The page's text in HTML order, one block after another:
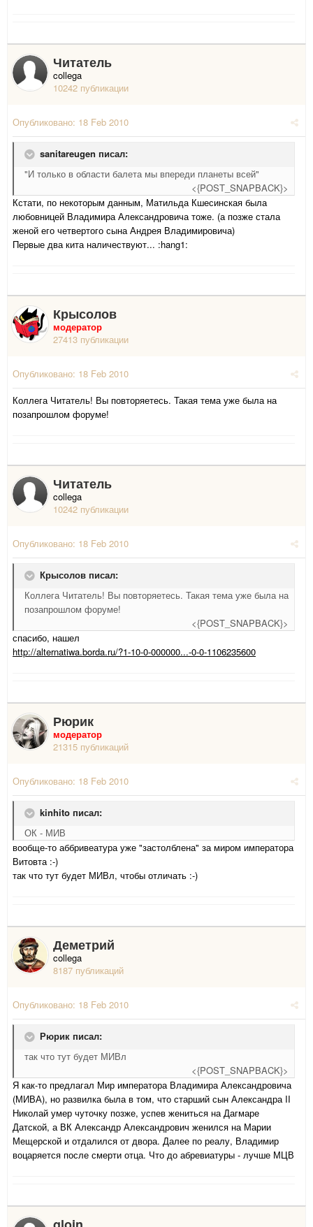
Читатель
collega
10242 публикации
Опубликовано: 18 Feb 2010
sanitareugen писал:
"И только в области балета мы впереди планеты всей"
<{POST_SNAPBACK}>
Кстати, по некоторым данным, Матильда Кшесинская была
любовницей Владимира Александровича тоже. (а позже стала
женой его четвертого сына Андрея Владимировича)
Первые два кита наличествуют... :hang1:
Крысолов
модератор
27413 публикации
Опубликовано: 18 Feb 2010
Коллега Читатель! Вы повторяетесь. Такая тема уже была на
позапрошлом форуме!
Читатель
collega
10242 публикации
Опубликовано: 18 Feb 2010
Крысолов писал:
Коллега Читатель! Вы повторяетесь. Такая тема уже была на
позапрошлом форуме!
<{POST_SNAPBACK}>
спасибо, нашел
http://alternatiwa.borda.ru/?1-10-0-000000...-0-0-1106235600
Рюрик
модератор
21315 публикаций
Опубликовано: 18 Feb 2010
kinhito писал:
ОК - МИВ
вообще-то аббривеатура уже "застолблена" за миром императора
Витовта :-)
так что тут будет МИВл, чтобы отличать :-)
Деметрий
collega
8187 публикаций
Опубликовано: 18 Feb 2010
Рюрик писал:
так что тут будет МИВл
<{POST_SNAPBACK}>
Я как-то предлагал Мир императора Владимира Александровича
(МИВА), но развилка была в том, что старший сын Александра II
Николай умер чуточку позже, успев жениться на Дагмаре
Датской, а ВК Александр Александрович женился на Марии
Мещерской и отдалился от двора. Далее по реалу, Владимир
воцаряется после смерти отца. Что до абревиатуры - лучше МЦВ